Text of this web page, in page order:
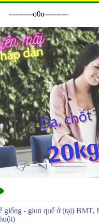
----------o0o----------
giống - giun quế ở (tại) BMT,